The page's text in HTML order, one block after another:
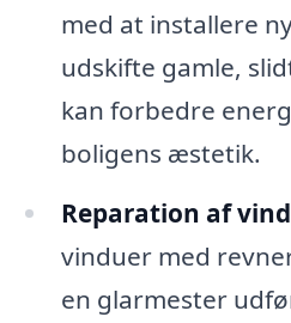
med at installere
udskifte gamle,
kan forbedre
boligens æstetik.
Reparation af
vinduer med
en glarmester